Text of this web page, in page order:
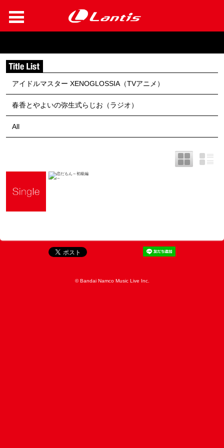
アイドルマスター XENOGLOSSIA（TVアニメ）
春香とやよいの弥生式らじお（ラジオ）
All
© Bandai Namco Music Live Inc.